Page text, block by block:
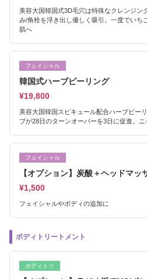
美容大国韓国式3D毛穴は特殊なクレンジン
み/角栓を浮き出し優しく吸引。一度でいち
肌へ
フェイシャル
韓国式ハーブピーリング
¥19,800
美容大国韓国スピキュール配合ハーブピー
ブが28日のターンオーバーを3日に促進。
フェイシャル
【オプション】炭酸＋ヘッドマッ
¥1,500
フェイシャルやボディの追加に
ボディトリートメント
ボディトリ